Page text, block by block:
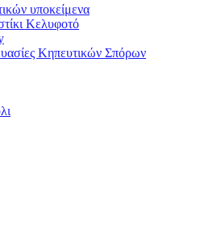
υποκείμενα
Κελυφοτό
Κηπευτικών Σπόρων